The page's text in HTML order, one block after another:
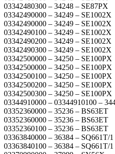
03342480300 – 34248 – SE87PX
03342490000 – 34249 – SE1002X
03342490000 – 34249 – SE1002X
03342490100 – 34249 – SE1002X
03342490200 – 34249 – SE1002X
03342490300 – 34249 – SE1002X
03342500000 – 34250 – SE100PX
03342500000 – 34250 – SE100PX
03342500100 – 34250 – SE100PX
03342500200 – 34250 – SE100PX
03342500300 – 34250 – SE100PX
03344910000 – 03344910100 –
03352360000 – 35236 – BS63ET
03352360000 – 35236 – BS63ET
03352360100 – 35236 – BS63ET
03363840000 – 36384 – SQ661T/1
03363840100 – 36384 – SQ661T/1